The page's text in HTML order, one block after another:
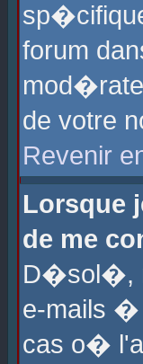
forum
de votre
Revenir
Lorsque
de me
D�sol�,
e-mails �
cas o�